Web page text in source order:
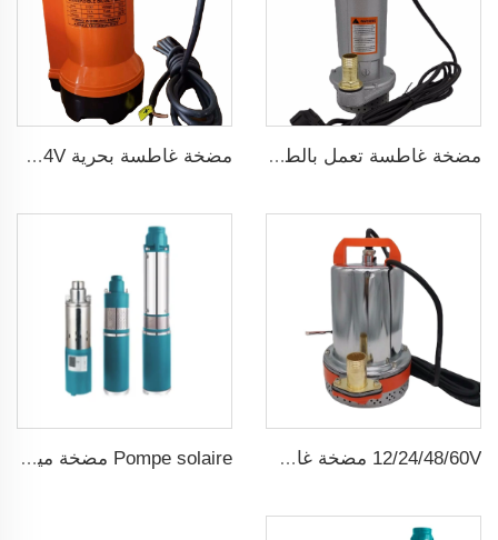
مضخة غاطسة تعمل بالطاقة الشمسية لآبار المياه العميقة DC مضخة غاطسة بحرية 12/24V لتصريف المياه
12/24/48/60V مضخة غاطسة شمسية صغيرة dc ذات فرشاة Pompe solaire مضخة مياه شمسية